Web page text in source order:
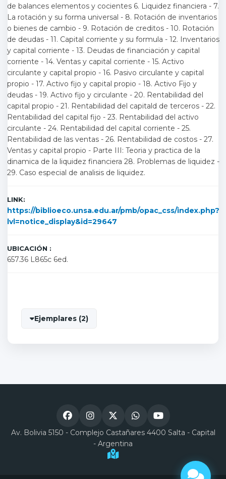
de balances elementos y cocientes 6. Liquidez financiera - 7.
La rotación y su forma universal - 8. Rotación de inventarios
o bienes de cambio - 9. Rotación de creditos - 10. Rotación
de deudas - 11. Capital corriente y su formula - 12. Inventarios
y capital corriente - 13. Deudas de financiación y capital
corriente - 14. Ventas y capital corriente - 15. Activo
circulante y capital propio - 16. Pasivo circulante y capital
propio - 17. Activo fijo y capital propio - 18. Activo Fijo y
deudas - 19. Activo fijo y circulante - 20. Rentabilidad del
capital propio - 21. Rentabilidad del capitald de terceros - 22.
Rentabilidad del capital fijo - 23. Rentabilidad del activo
circulante - 24. Rentabilidad del capital corriente - 25.
Rentabilidad de las ventas - 26. Rentabilidad de costos - 27.
Ventas y capital propio - Parte III: Teoria y practica de la
dinamica de la liquidez financiera 28. Problemas de liquidez -
29. Caso especial de analisis de liquidez.
LINK:
https://biblioeco.unsa.edu.ar/pmb/opac_css/index.php?
lvl=notice_display&id=29647
UBICACIÓN :
657.36 L865c 6ed.
Ejemplares (2)
Av. Bolivia 5150 - Complejo Castañares 4400 Salta - Capital
- Argentina